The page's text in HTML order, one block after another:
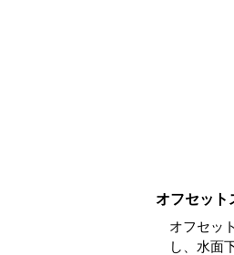
オフセット
オフセッ
し、水面